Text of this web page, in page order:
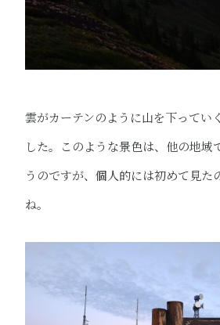
雲がカーテンのように山を下ってい
した。このような景色は、他の地域
うのですが、個人的には初めて見た
ね。